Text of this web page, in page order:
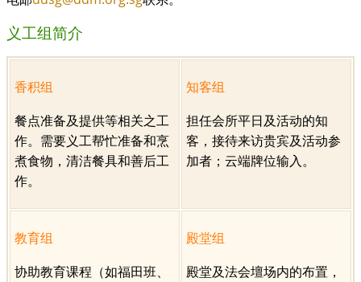
义工组简介
香积组
餐点准备及提供等相关之工
作。需要义工帮忙准备和烹
煮食物，清洁餐具和善后工
作。
知客组
担任会所平日及活动的知
客，接待来访贵宾及活动参
加者；云端牌位输入。
教育组
协助教育课程（如福田班、
殿堂组
殿堂及法会壇场内的布置，